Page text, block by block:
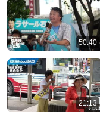
50:40
21:13